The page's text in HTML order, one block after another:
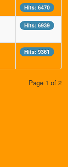
Hits: 6470
Hits: 6939
Hits: 9361
Page 1 of 2